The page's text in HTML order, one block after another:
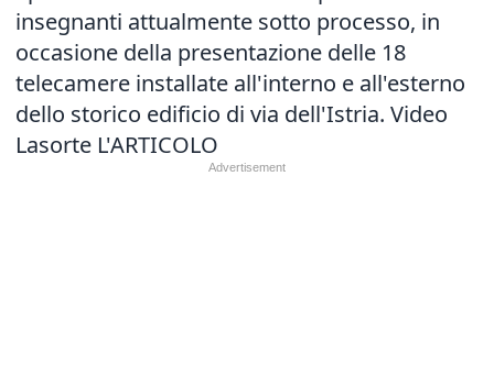
insegnanti attualmente sotto processo, in
occasione della presentazione delle 18
telecamere installate all'interno e all'esterno
dello storico edificio di via dell'Istria. Video
Lasorte L'ARTICOLO